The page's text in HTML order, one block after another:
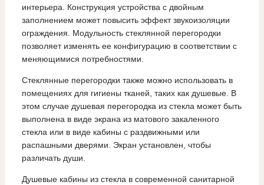
интерьера. Конструкция устройства с двойным
заполнением может повысить эффект звукоизоляции
ограждения. Модульность стеклянной перегородки
позволяет изменять ее конфигурацию в соответствии с
меняющимися потребностями.
Стеклянные перегородки также можно использовать в
помещениях для гигиены тканей, таких как душевые. В
этом случае душевая перегородка из стекла может быть
выполнена в виде экрана из матового закаленного
стекла или в виде кабины с раздвижными или
распашными дверями. Экран установлен, чтобы
различать души.
Душевые кабины из стекла в современной санитарной